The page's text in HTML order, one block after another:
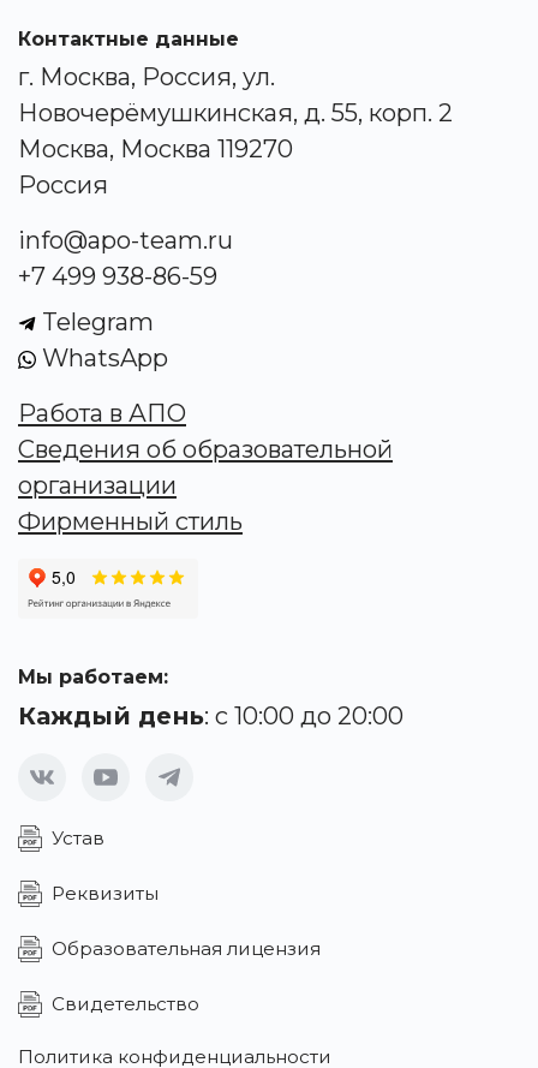
Контактные данные
г. Москва, Россия, ул.
Новочерёмушкинская, д. 55, корп. 2
Москва, Москва 119270
Россия
info@apo-team.ru
+7 499 938-86-59
Telegram
WhatsApp
Работа в АПО
Сведения об образовательной
организации
Фирменный стиль
Мы работаем:
Каждый день: с 10:00 до 20:00
Устав
Реквизиты
Образовательная лицензия
Свидетельство
Политика конфиденциальности